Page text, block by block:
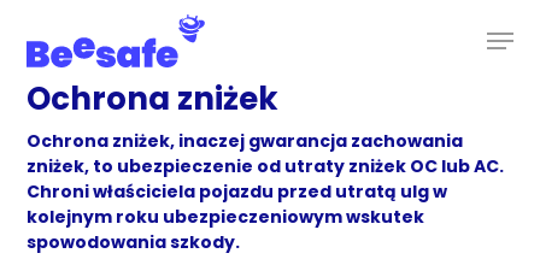
main
content
Ochrona zniżek
Ochrona zniżek, inaczej gwarancja zachowania
zniżek, to ubezpieczenie od utraty zniżek OC lub AC.
Chroni właściciela pojazdu przed utratą ulg w
kolejnym roku ubezpieczeniowym wskutek
spowodowania szkody.